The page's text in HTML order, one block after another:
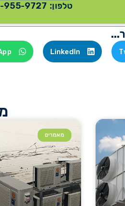
טלפון: 03-955-9727
LinkedIn
מאמרים